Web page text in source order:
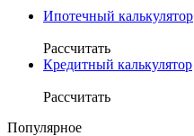
Ипотечный калькулятор
Рассчитать
Кредитный калькулятор
Рассчитать
Популярное